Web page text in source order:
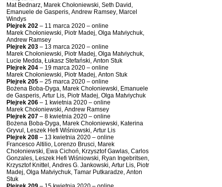
Mat Bednarz, Marek Chołoniewski, Seth David,
Emanuele de Gasperis, Andrew Ramsey, Marcel
Windys
Plejrek 202 – 11 marca 2020 – online
Marek Chołoniewski, Piotr Madej, Olga Matviychuk,
Andrew Ramsey
Plejrek 203 – 13 marca 2020 – online
Marek Chołoniewski, Piotr Madej, Olga Matviychuk,
Lucie Medda, Łukasz Stefański, Anton Stuk
Plejrek 204 – 19 marca 2020 – online
Marek Chołoniewski, Piotr Madej, Anton Stuk
Plejrek 205 – 25 marca 2020 – online
Bożena Boba-Dyga, Marek Chołoniewski, Emanuele
de Gasperis, Artur Lis, Piotr Madej, Olga Matviychuk
Plejrek 206 – 1 kwietnia 2020 – online
Marek Chołoniewski, Andrew Ramsey
Plejrek 207 – 8 kwietnia 2020 – online
Bożena Boba-Dyga, Marek Chołoniewski, Katerina
Gryvul, Leszek Hefi Wiśniowski, Artur Lis
Plejrek 208 – 13 kwietnia 2020 – online
Francesco Altilio, Lorenzo Brusci, Marek
Chołoniewski, Ewa Cichoń, Krzysztof Gawlas, Carlos
Gonzales, Leszek Hefi Wiśniowski, Ryan Ingebritsen,
Krzysztof Knittel, Andres G. Jankowski, Artur Lis, Piotr
Madej, Olga Matviychuk, Tamar Putkaradze, Anton
Stuk